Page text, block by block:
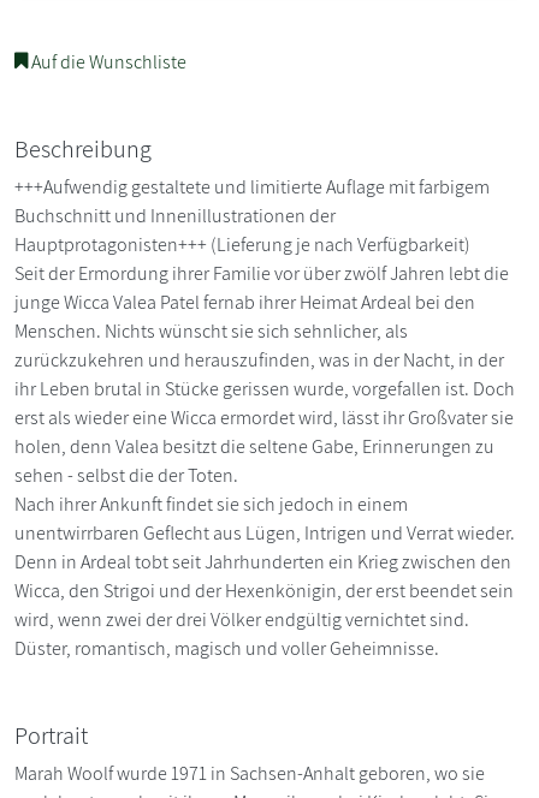
Auf die Wunschliste
Beschreibung
+++Aufwendig gestaltete und limitierte Auflage mit farbigem
Buchschnitt und Innenillustrationen der
Hauptprotagonisten+++ (Lieferung je nach Verfügbarkeit)
Seit der Ermordung ihrer Familie vor über zwölf Jahren lebt die
junge Wicca Valea Patel fernab ihrer Heimat Ardeal bei den
Menschen. Nichts wünscht sie sich sehnlicher, als
zurückzukehren und herauszufinden, was in der Nacht, in der
ihr Leben brutal in Stücke gerissen wurde, vorgefallen ist. Doch
erst als wieder eine Wicca ermordet wird, lässt ihr Großvater sie
holen, denn Valea besitzt die seltene Gabe, Erinnerungen zu
sehen - selbst die der Toten.
Nach ihrer Ankunft findet sie sich jedoch in einem
unentwirrbaren Geflecht aus Lügen, Intrigen und Verrat wieder.
Denn in Ardeal tobt seit Jahrhunderten ein Krieg zwischen den
Wicca, den Strigoi und der Hexenkönigin, der erst beendet sein
wird, wenn zwei der drei Völker endgültig vernichtet sind.
Düster, romantisch, magisch und voller Geheimnisse.
Portrait
Marah Woolf wurde 1971 in Sachsen-Anhalt geboren, wo sie